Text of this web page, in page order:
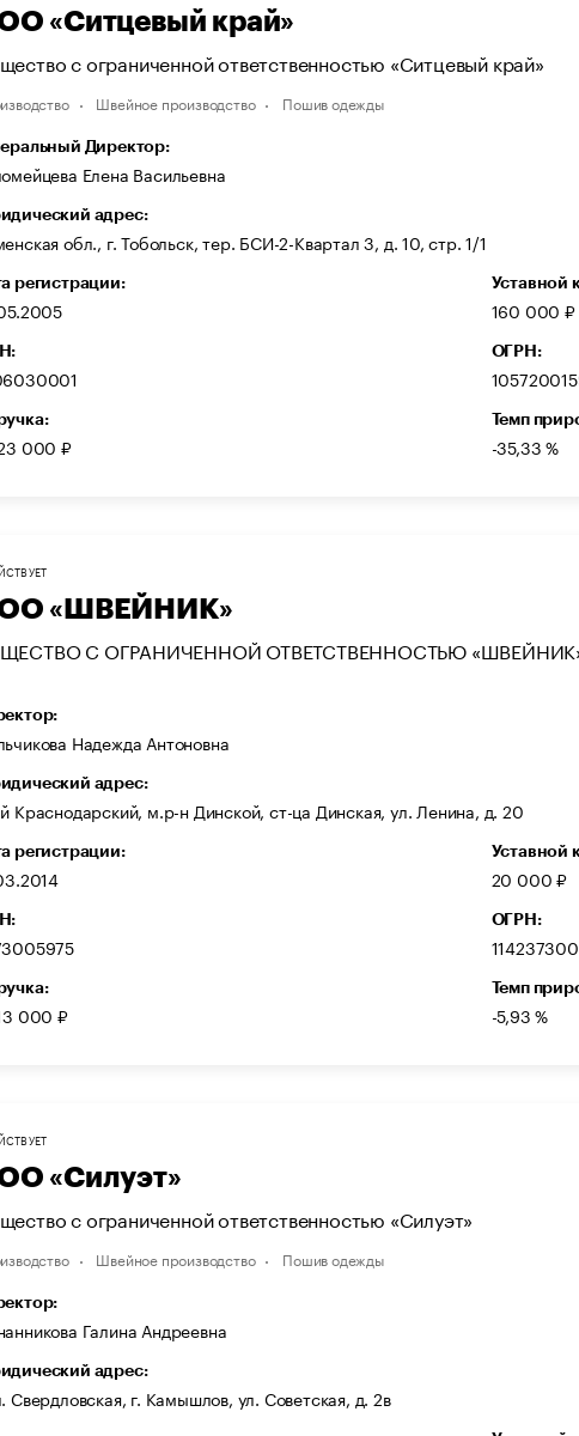
«Ситцевый край»
с ограниченной ответственностью «Ситцевый край»
Швейное производство Пошив одежды
Директор:
Елена Васильевна
адрес:
обл., г. Тобольск, тер. БСИ-2-Квартал 3, д. 10, стр. 1/1
регистрации: Уставной
160 000 ₽
ОГРН:
000 ₽
Темп
-35,33 %
«ШВЕЙНИК»
С ОГРАНИЧЕННОЙ ОТВЕТСТВЕННОСТЬЮ
Надежда Антоновна
адрес:
Краснодарский, м.р-н Динской, ст-ца Динская, ул. Ленина, д. 20
регистрации: Уставной
20 000 ₽
ОГРН:
000 ₽
Темп
-5,93 %
«Силуэт»
с ограниченной ответственностью «Силуэт»
Швейное производство Пошив одежды
Галина Андреевна
адрес:
Свердловская, г. Камышлов, ул. Советская, д. 2в